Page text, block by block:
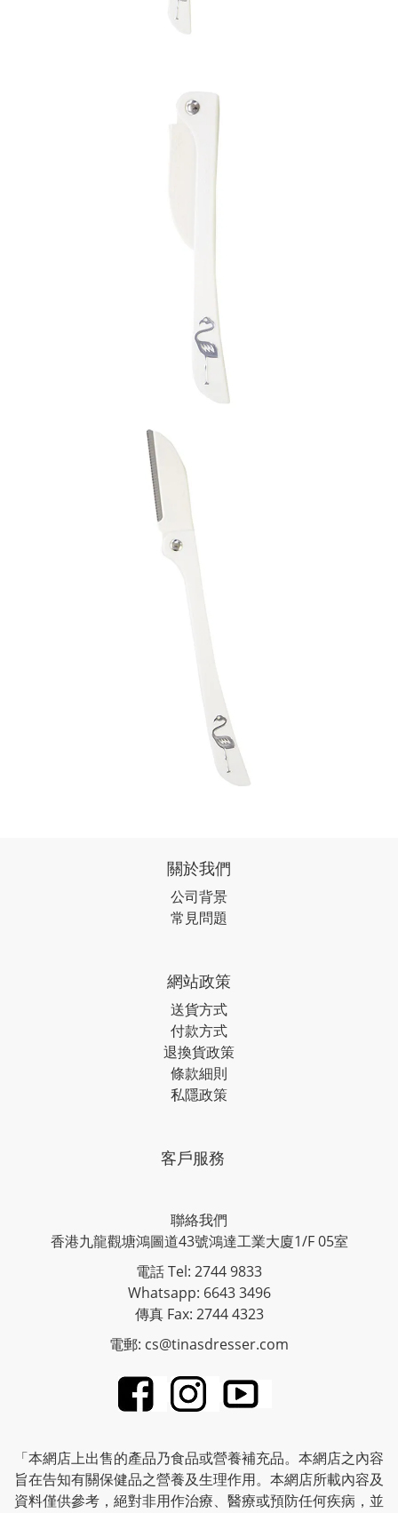
關於我們
公司背景
常見問題
網站政策
送貨方式
付款方式
退換貨政策
條款細則
私隱政策
客戶服務
聯絡我們
香港九龍觀塘鴻圖道43號鴻達工業大廈1/F 05室
電話 Tel: 2744 9833
Whatsapp: 6643 3496
傳真 Fax: 2744 4323
電郵: cs@tinasdresser.com
「本網店上出售的產品乃食品或營養補充品。本網店之內容
旨在告知有關保健品之營養及生理作用。本網店所載內容及
資料僅供參考，絕對非用作治療、醫療或預防任何疾病，並